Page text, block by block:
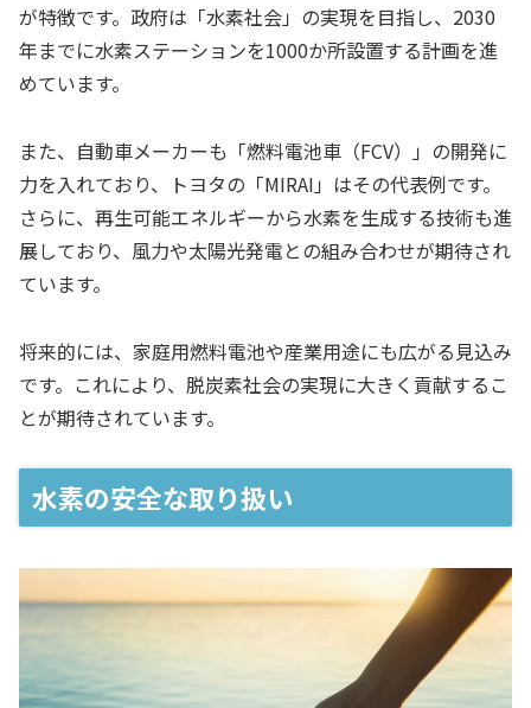
が特徴です。政府は「水素社会」の実現を目指し、2030
年までに水素ステーションを1000か所設置する計画を進
めています。
また、自動車メーカーも「燃料電池車（FCV）」の開発に
力を入れており、トヨタの「MIRAI」はその代表例です。
さらに、再生可能エネルギーから水素を生成する技術も進
展しており、風力や太陽光発電との組み合わせが期待され
ています。
将来的には、家庭用燃料電池や産業用途にも広がる見込み
です。これにより、脱炭素社会の実現に大きく貢献するこ
とが期待されています。
水素の安全な取り扱い